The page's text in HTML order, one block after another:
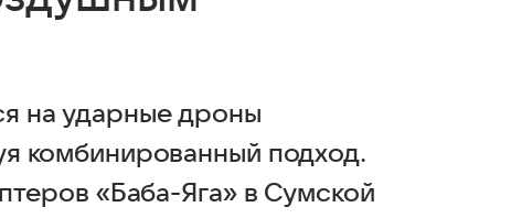
на ударные дроны
комбинированный подход.
«Баба-Яга» в Сумской